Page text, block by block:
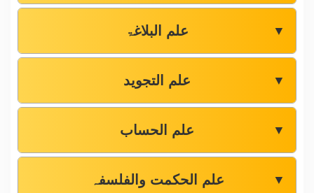
علم البلاغۃ ▼
علم التجوید ▼
علم الحساب ▼
علم الحکمت والفلسفہ ▼